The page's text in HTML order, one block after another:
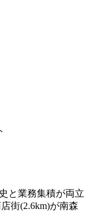
と業務集積が両立
街(2.6km)が南森